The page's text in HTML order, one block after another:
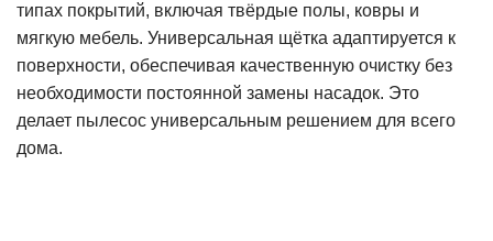
типах покрытий, включая твёрдые полы, ковры и
мягкую мебель. Универсальная щётка адаптируется к
поверхности, обеспечивая качественную очистку без
необходимости постоянной замены насадок. Это
делает пылесос универсальным решением для всего
дома.